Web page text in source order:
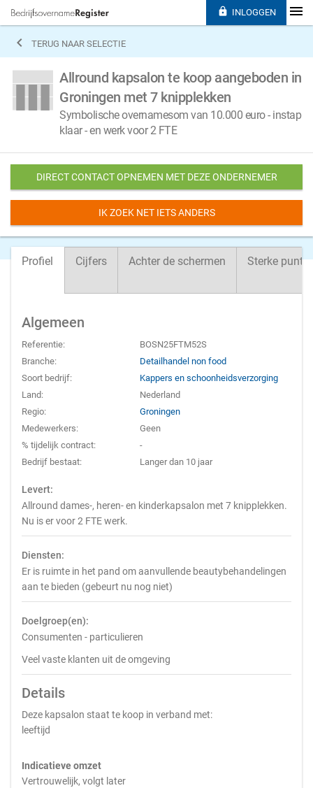
 TERUG NAAR SELECTIE
Allround kapsalon te koop aangeboden in
Groningen met 7 knipplekken
Symbolische overnamesom van 10.000 euro - instap
klaar - en werk voor 2 FTE
DIRECT CONTACT OPNEMEN MET DEZE ONDERNEMER
IK ZOEK NET IETS ANDERS
Profiel Cijfers Achter de schermen Sterke
Algemeen
Referentie:
BOSN25FTM52S
Branche:
Detailhandel non food
Soort bedrijf:
Kappers en schoonheidsverzorging
Land:
Nederland
Regio:
Groningen
Medewerkers:
Geen
% tijdelijk contract:
-
Bedrijf bestaat:
Langer dan 10 jaar
Levert:
Allround dames-, heren- en kinderkapsalon met 7 knipplekken.
Nu is er voor 2 FTE werk.
Diensten:
Er is ruimte in het pand om aanvullende beautybehandelingen
aan te bieden (gebeurt nu nog niet)
Doelgroep(en):
Consumenten - particulieren
Veel vaste klanten uit de omgeving
Details
Deze kapsalon staat te koop in verband met:
leeftijd
Indicatieve omzet
Vertrouwelijk, volgt later
 INLOGGEN